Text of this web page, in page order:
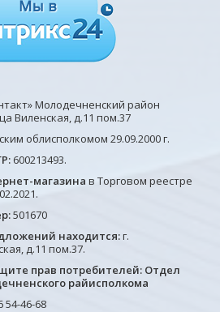
Молодечненский район
Виленская, д.11 пом.37
облисполкомом 29.09.2000 г.
600213493.
магазина в Торговом реестре
501670
находится:г.
д.11 пом.37.
прав потребителей: Отдел
райисполкома
54-46-68